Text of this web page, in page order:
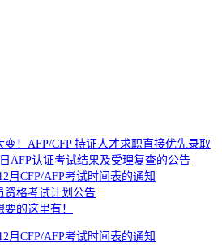
！AFP/CFP 持证人才求职直接优先录取
AFP认证考试结果及受理复查的公告
月CFP/AFP考试时间表的通知
资格考试计划公告
的这里有！
月CFP/AFP考试时间表的通知